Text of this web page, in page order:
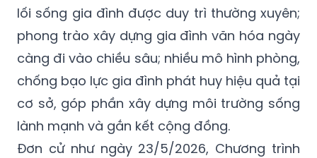
lối sống gia đình được duy trì thường xuyên;
phong trào xây dựng gia đình văn hóa ngày
càng đi vào chiều sâu; nhiều mô hình phòng,
chống bạo lực gia đình phát huy hiệu quả tại
cơ sở, góp phần xây dựng môi trường sống
lành mạnh và gắn kết cộng đồng.
Đơn cử như ngày 23/5/2026, Chương trình